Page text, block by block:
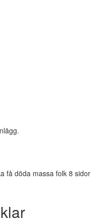
få döda massa folk 8 sidor